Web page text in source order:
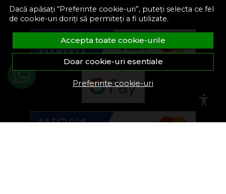
Dacă apăsați “Preferinte cookie-uri”, puteți selecta ce fel
de cookie-uri doriți să permiteți a fi utilizate.
Accepta toate cookie-urile
Doar cookie-uri esentiale
Preferinte cookie-uri